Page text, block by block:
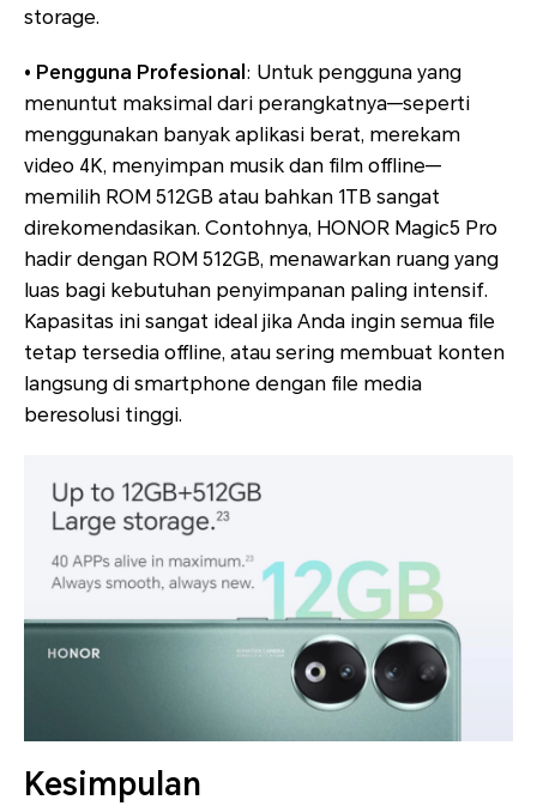
storage.
• Pengguna Profesional : Untuk pengguna yang
menuntut maksimal dari perangkatnya—seperti
menggunakan banyak aplikasi berat, merekam
video 4K, menyimpan musik dan film offline—
memilih ROM 512GB atau bahkan 1TB sangat
direkomendasikan. Contohnya, HONOR Magic5 Pro
hadir dengan ROM 512GB, menawarkan ruang yang
luas bagi kebutuhan penyimpanan paling intensif.
Kapasitas ini sangat ideal jika Anda ingin semua file
tetap tersedia offline, atau sering membuat konten
langsung di smartphone dengan file media
beresolusi tinggi.
Kesimpulan